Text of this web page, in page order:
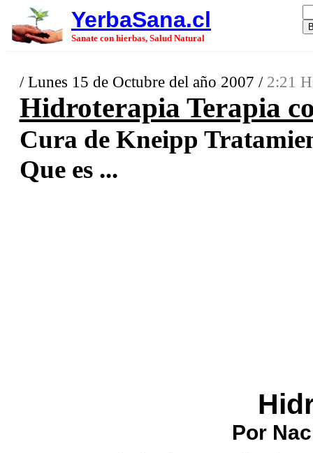
YerbaSana.cl
Sanate con hierbas, Salud Natural
/ Lunes 15 de Octubre del año 2007 / 2:21
Hidroterapia Terapia
Cura de Kneipp
Que es ...
Por